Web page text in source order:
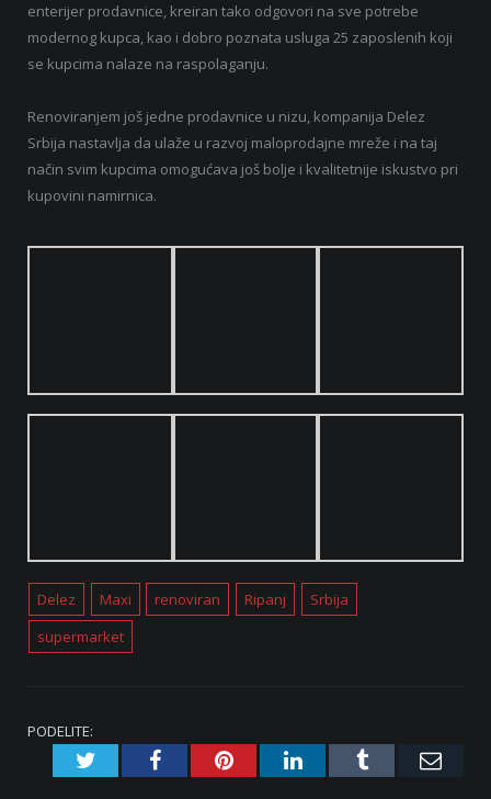
enterijer prodavnice, kreiran tako odgovori na sve potrebe
modernog kupca, kao i dobro poznata usluga 25 zaposlenih koji
se kupcima nalaze na raspolaganju.
Renoviranjem još jedne prodavnice u nizu, kompanija Delez
Srbija nastavlja da ulaže u razvoj maloprodajne mreže i na taj
način svim kupcima omogućava još bolje i kvalitetnije iskustvo pri
kupovini namirnica.
Delez Maxi renoviran Ripanj
Srbija
supermarket
PODELITE:
TwitterFacebookPinterestLinkedInTumblr